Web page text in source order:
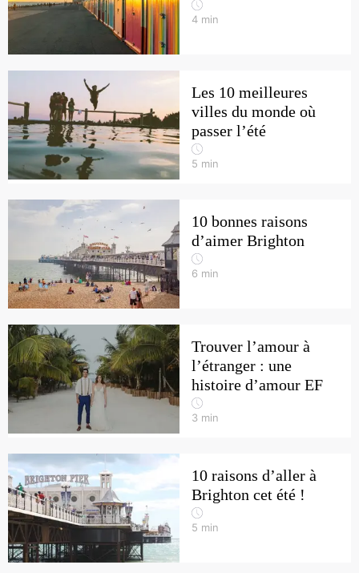
4 min
Les 10 meilleures
villes du monde où
passer l’été
5 min
10 bonnes raisons
d’aimer Brighton
6 min
Trouver l’amour à
l’étranger : une
histoire d’amour EF
3 min
10 raisons d’aller à
Brighton cet été !
5 min